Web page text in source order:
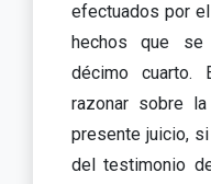
efectuados por
hechos que
décimo cuarto.
razonar sobre
presente juicio,
del testimonio